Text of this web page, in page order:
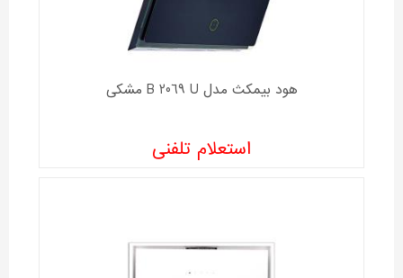
هود بیمکث مدل B 2069 U مشکی
استعلام تلفنی